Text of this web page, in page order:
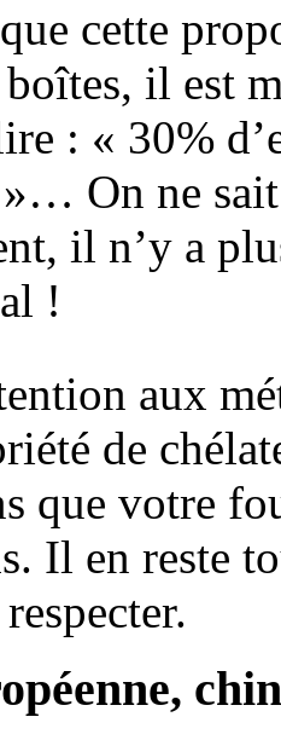
cette
il est
: « 30%
On ne
il n’y a
!
aux
de
que votre
Il en reste